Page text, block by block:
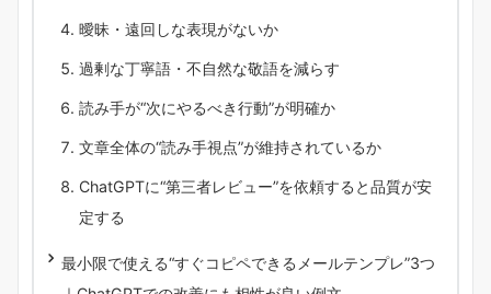
曖昧・遠回しな表現がないか
過剰な丁寧語・不自然な敬語を減らす
読み手が“次にやるべき行動”が明確か
文章全体の“読み手視点”が維持されているか
ChatGPTに“第三者レビュー”を依頼すると品質が安
定する
最小限で使える“すぐコピペできるメールテンプレ”3つ